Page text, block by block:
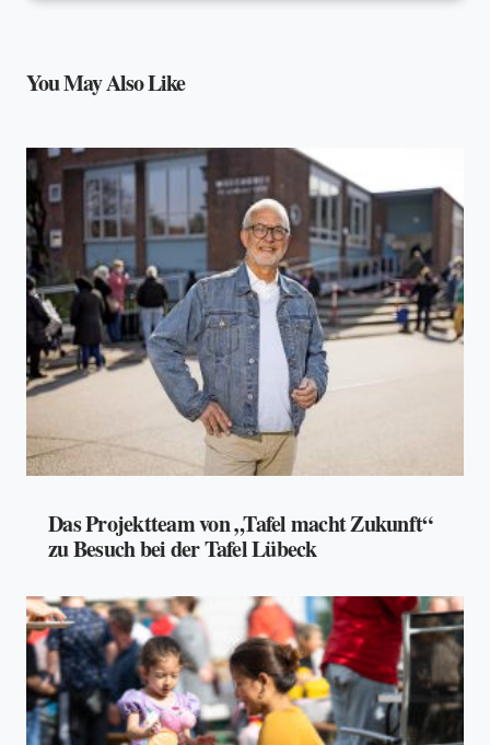
You May Also Like
Das Projektteam von „Tafel macht Zukunft“
zu Besuch bei der Tafel Lübeck